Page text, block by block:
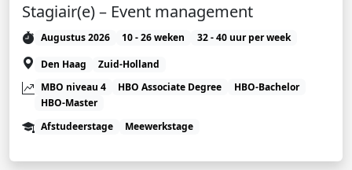
Stagiair(e) – Event management
Augustus 2026 10 - 26 weken
32 - 40 uur per week
Den Haag
Zuid-Holland
MBO niveau 4
HBO Associate Degree
HBO-Bachelor
HBO-Master
Afstudeerstage
Meewerkstage